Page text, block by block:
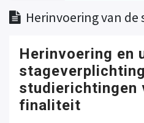
Herinvoering van de
Herinvoering en
studierichtingen
finaliteit